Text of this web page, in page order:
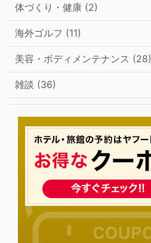
体づくり・健康 (2)
海外ゴルフ (11)
美容・ボディメンテナンス (28)
雑談 (36)